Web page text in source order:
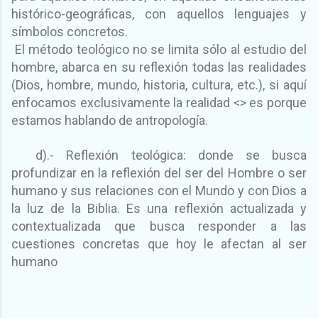
histórico-geográficas, con aquellos lenguajes y
símbolos concretos.
El método teológico no se limita sólo al estudio del
hombre, abarca en su reflexión todas las realidades
(Dios, hombre, mundo, historia, cultura, etc.), si aquí
enfocamos exclusivamente la realidad <> es porque
estamos hablando de antropología.
d).- Reflexión teológica: donde se busca
profundizar en la reflexión del ser del Hombre o ser
humano y sus relaciones con el Mundo y con Dios a
la luz de la Biblia. Es una reflexión actualizada y
contextualizada que busca responder a las
cuestiones concretas que hoy le afectan al ser
humano